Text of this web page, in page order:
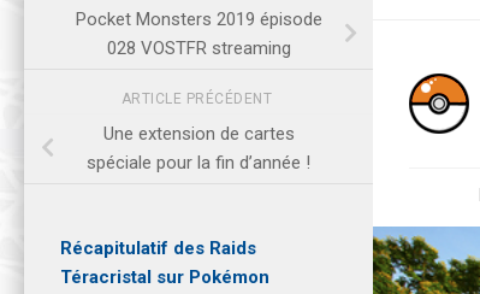
Pocket Monsters 2019 épisode
028 VOSTFR streaming
ARTICLE PRÉCÉDENT
Une extension de cartes
spéciale pour la fin d’année !
Récapitulatif des Raids
Téracristal sur Pokémon